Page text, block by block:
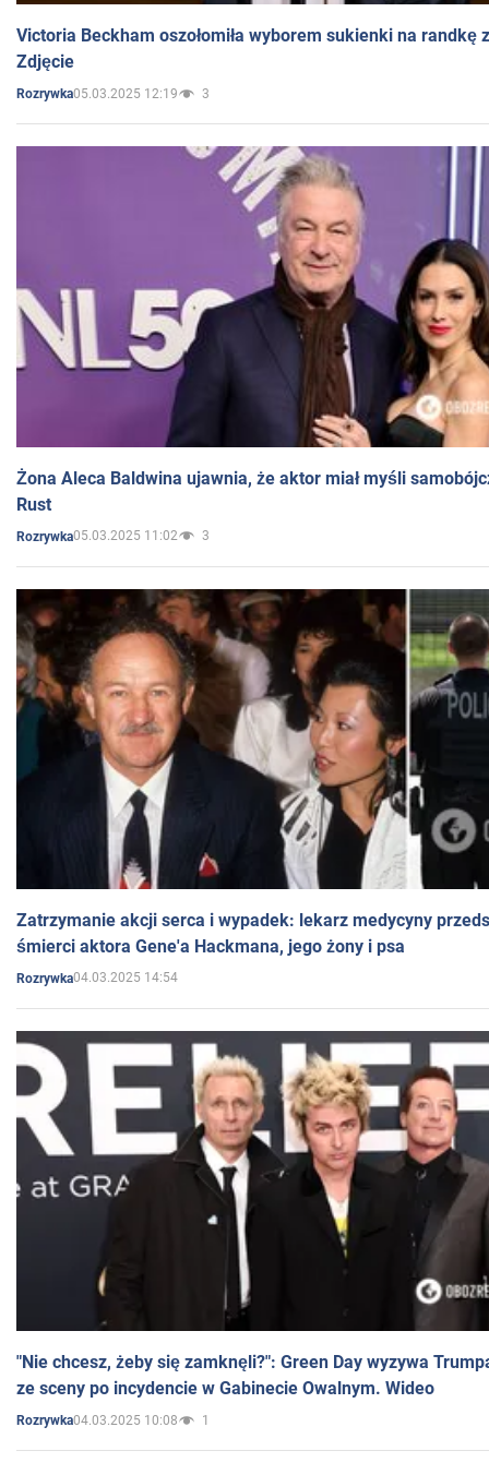
Victoria Beckham oszołomiła wyborem sukienki na randkę
Zdjęcie
Rozrywka05.03.2025 12:19 3
Żona Aleca Baldwina ujawnia, że aktor miał myśli
Rust
Rozrywka05.03.2025 11:02 3
Zatrzymanie akcji serca i wypadek: lekarz medycyny
śmierci aktora Gene'a Hackmana, jego żony i psa
Rozrywka04.03.2025 14:54
"Nie chcesz, żeby się zamknęli?": Green Day wyzywa
ze sceny po incydencie w Gabinecie Owalnym. Wideo
Rozrywka04.03.2025 10:08 1